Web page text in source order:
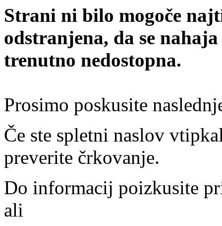
Strani ni bilo mogoče
odstranjena, da se
trenutno nedostopna.
Prosimo poskusite
Če ste spletni naslov
preverite črkovanje.
Do informacij poizkusite
ali